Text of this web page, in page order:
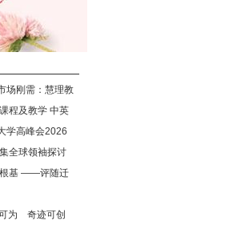
场刚需：慧理教
程及教学 中英
学高峰会2026
全球领袖探讨
根基 ——评随迁
为 奇迹可创